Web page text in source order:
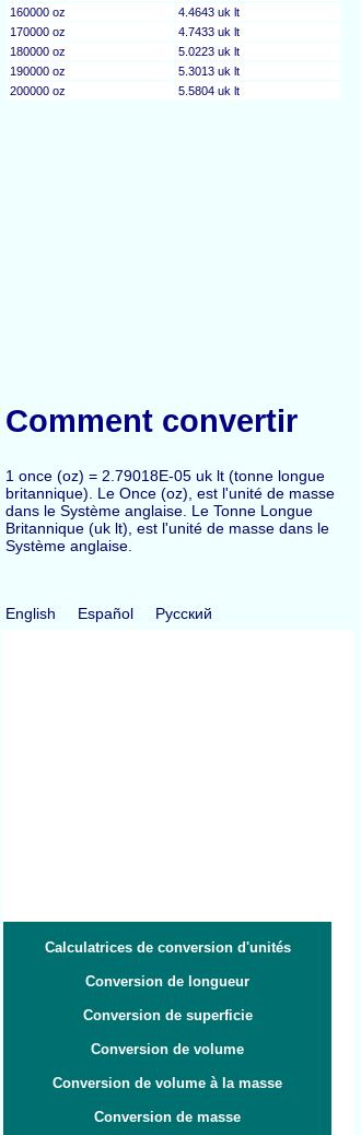
160000 oz
4.4643 uk lt
170000 oz
4.7433 uk lt
180000 oz
5.0223 uk lt
190000 oz
5.3013 uk lt
200000 oz
5.5804 uk lt
Comment convertir
1 once (oz) = 2.79018E-05 uk lt (tonne longue
britannique). Le Once (oz), est l'unité de masse
dans le Système anglaise. Le Tonne Longue
Britannique (uk lt), est l'unité de masse dans le
Système anglaise.
English Español Русский
Calculatrices de conversion d'unités
Conversion de longueur
Conversion de superficie
Conversion de volume
Conversion de volume à la masse
Conversion de masse